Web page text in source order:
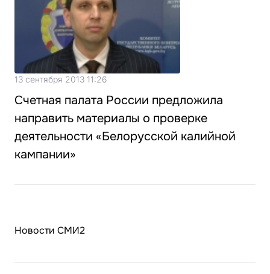
13 сентября 2013 11:26
Счетная палата России предложила
направить материалы о проверке
деятельности «Белорусской калийной
кампании»
Новости СМИ2